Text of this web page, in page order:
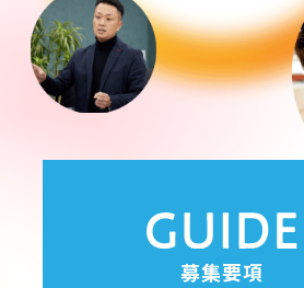
募集要項